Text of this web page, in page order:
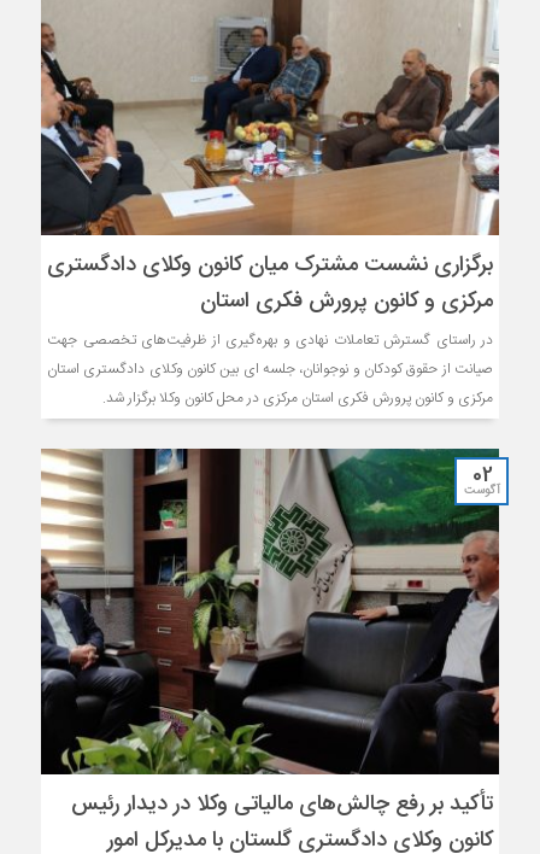
برگزاری نشست مشترک میان کانون وکلای دادگستری
مرکزی و کانون پرورش فکری استان
در راستای گسترش تعاملات نهادی و بهره‌گیری از ظرفیت‌های تخصصی جهت
صیانت از حقوق کودکان و نوجوانان، جلسه ای بین کانون وکلای دادگستری استان
مرکزی و کانون پرورش فکری استان مرکزی در محل کانون وکلا برگزار شد.
02
آگوست
تأکید بر رفع چالش‌های مالیاتی وکلا در دیدار رئیس
کانون وکلای دادگستری گلستان با مدیرکل امور